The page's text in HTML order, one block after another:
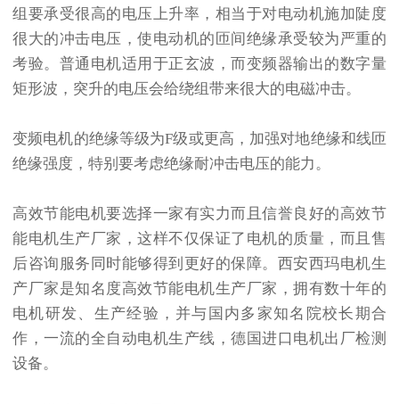
组要承受很高的电压上升率，相当于对电动机施加陡度
很大的冲击电压，使电动机的匝间绝缘承受较为严重的
考验。普通电机适用于正玄波，而变频器输出的数字量
矩形波，突升的电压会给绕组带来很大的电磁冲击。
变频电机的绝缘等级为F级或更高，加强对地绝缘和线匝
绝缘强度，特别要考虑绝缘耐冲击电压的能力。
高效节能电机要选择一家有实力而且信誉良好的高效节
能电机生产厂家，这样不仅保证了电机的质量，而且售
后咨询服务同时能够得到更好的保障。西安西玛电机生
产厂家是知名度高效节能电机生产厂家，拥有数十年的
电机研发、生产经验，并与国内多家知名院校长期合
作，一流的全自动电机生产线，德国进口电机出厂检测
设备。